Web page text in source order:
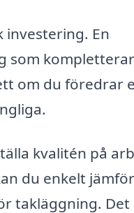
investering. En
som kompletterar
om du föredrar
kvalitén på
du enkelt
takläggning.